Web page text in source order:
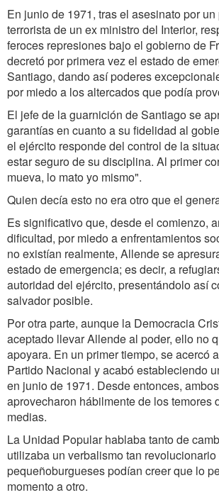
En junio de 1971, tras el asesinato por
terrorista de un ex ministro del Interior,
feroces represiones bajo el gobierno de
decretó por primera vez el estado de
Santiago, dando así poderes
por miedo a los altercados que podía
El jefe de la guarnición de Santiago se
garantías en cuanto a su fidelidad al
el ejército responde del control de la
estar seguro de su disciplina. Al primer
mueva, lo mato yo mismo".
Quien decía esto no era otro que el
Es significativo que, desde el comienzo,
dificultad, por miedo a enfrentamientos
no existían realmente, Allende se
estado de emergencia; es decir, a
autoridad del ejército, presentándolo así
salvador posible.
Por otra parte, aunque la Democracia
aceptado llevar Allende al poder, ello no
apoyara. En un primer tiempo, se acercó
Partido Nacional y acabó estableciendo
en junio de 1971. Desde entonces,
aprovecharon hábilmente de los temores
medias.
La Unidad Popular hablaba tanto de
utilizaba un verbalismo tan
pequeñoburgueses podían creer que lo
momento a otro.